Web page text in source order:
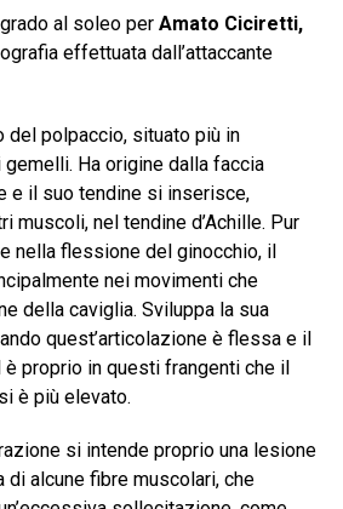
al soleo per Amato Ciciretti,
effettuata dall’attaccante
del polpaccio, situato più in
Ha origine dalla faccia
e il suo tendine si inserisce,
muscoli, nel tendine d’Achille. Pur
nella flessione del ginocchio, il
nei movimenti che
della caviglia. Sviluppa la sua
quest’articolazione è flessa e il
proprio in questi frangenti che il
è più elevato.
si intende proprio una lesione
di alcune fibre muscolari, che